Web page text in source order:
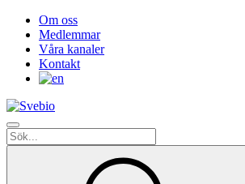
Om oss
Medlemmar
Våra kanaler
Kontakt